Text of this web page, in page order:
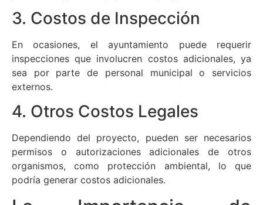
3. Costos de Inspección
En ocasiones, el ayuntamiento puede requerir
inspecciones que involucren costos adicionales, ya
sea por parte de personal municipal o servicios
externos.
4. Otros Costos Legales
Dependiendo del proyecto, pueden ser necesarios
permisos o autorizaciones adicionales de otros
organismos, como protección ambiental, lo que
podría generar costos adicionales.